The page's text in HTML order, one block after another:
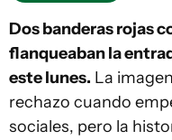
Dos banderas rojas
flanqueaban la
este lunes. La
rechazo cuando
sociales, pero la